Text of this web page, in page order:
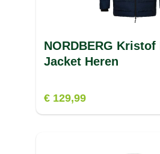
NORDBERG Kristof
Jacket Heren
€ 129,99